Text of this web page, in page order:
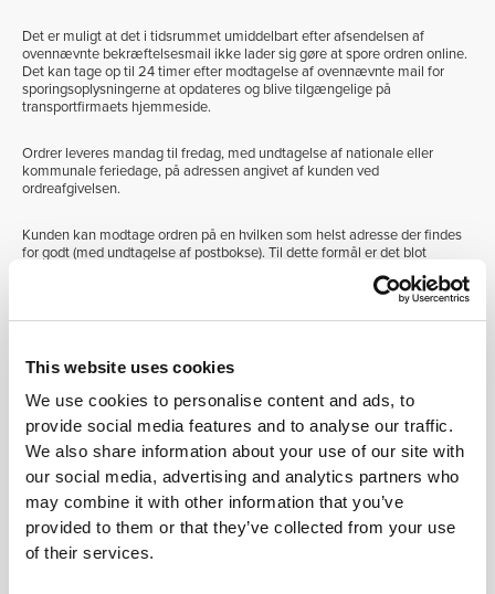
This website uses cookies
We use cookies to personalise content and ads, to
provide social media features and to analyse our traffic.
We also share information about your use of our site with
our social media, advertising and analytics partners who
may combine it with other information that you’ve
provided to them or that they’ve collected from your use
of their services.
Det er muligt at det i tidsrummet umiddelbart efter afsendelsen af
ovennævnte bekræftelsesmail ikke lader sig gøre at spore ordren online.
Det kan tage op til 24 timer efter modtagelse af ovennævnte mail for
sporingsoplysningerne at opdateres og blive tilgængelige på
transportfirmaets hjemmeside.
Ordrer leveres mandag til fredag, med undtagelse af nationale eller
kommunale feriedage, på adressen angivet af kunden ved
ordreafgivelsen.
Kunden kan modtage ordren på en hvilken som helst adresse der findes
for godt (med undtagelse af postbokse). Til dette formål er det blot
mellem 09:00 og 19:00. Det valgte transportfirma vil forsøge at levere
eftersom leveringerne er betingede af de af transportfirmaet fastlagte
Forkert eller ufuldstændig adresseoplysning kan medføre at pakken
returneres til PROZIS. Dette indebærer ekstra omkostninger der vil
tilskrives kunden. Derfor anbefaler vi altid kunden at verificere at den
leveringsadresse der oplyses under ordreafgivelsen er fuldstændig og
korrekt. Så snart ordren er behandlet er det ikke længere muligt at
ændre hverken leveringsadresse eller faktureringsoplysninger.